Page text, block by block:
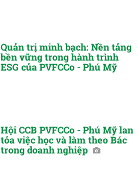
Quản trị minh bạch: Nền tảng
bền vững trong hành trình
ESG của PVFCCo - Phú Mỹ
Hội CCB PVFCCo - Phú Mỹ lan
tỏa việc học và làm theo Bác
trong doanh nghiệp